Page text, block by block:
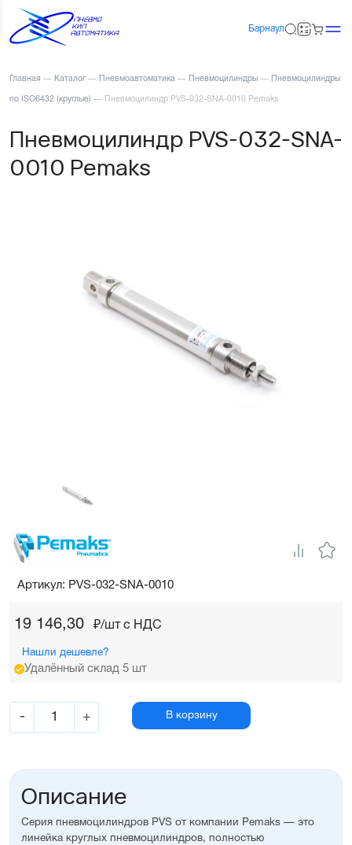
Барнаул
Главная — Каталог — Пневмоавтоматика — Пневмоцилиндры — Пневмоцилиндры
по ISO6432 (круглые) — Пневмоцилиндр PVS-032-SNA-0010 Pemaks
Пневмоцилиндр PVS-032-SNA-
0010 Pemaks
19 146,30 ₽/шт c НДС
Нашли дешевле?
Удалённый склад 5 шт
- + В корзину
Артикул: PVS-032-SNA-0010
Описание
Серия пневмоцилиндров PVS от компании Pemaks — это
линейка круглых пневмоцилиндров, полностью